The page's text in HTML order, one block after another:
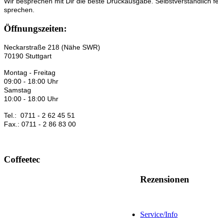
sprechen.
Öffnungszeiten:
Neckarstraße 218 (Nähe SWR)
70190 Stuttgart
Montag - Freitag
09:00 - 18:00 Uhr
Samstag
10:00 - 18:00 Uhr
Tel.: 0711 - 2 62 45 51
Fax.: 0711 - 2 86 83 00
Coffeetec
Rezensionen
Service/Info